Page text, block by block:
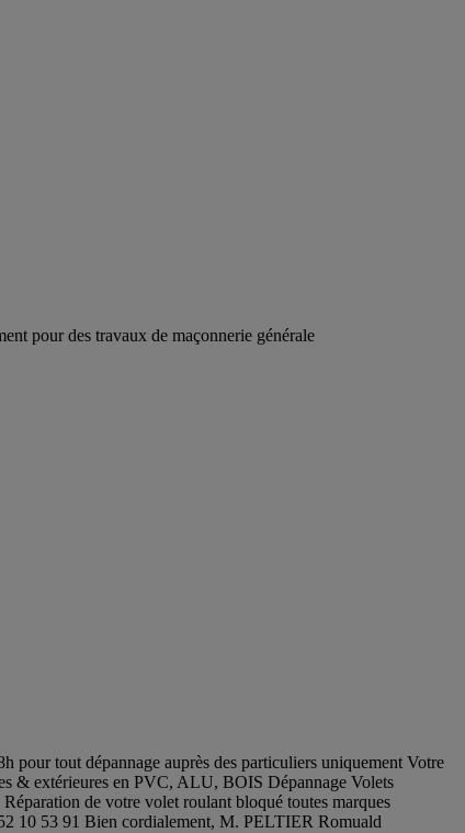
pour des travaux de maçonnerie générale
pour tout dépannage auprès des particuliers uniquement Votre
& extérieures en PVC, ALU, BOIS Dépannage Volets
de votre volet roulant bloqué toutes marques
10 53 91 Bien cordialement, M. PELTIER Romuald